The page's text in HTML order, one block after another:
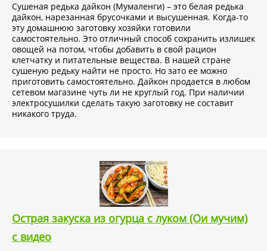
Сушеная редька дайкон (Мумаленги) – это белая редька
дайкон, нарезанная брусочками и высушенная. Когда-то
эту домашнюю заготовку хозяйки готовили
самостоятельно. Это отличный способ сохранить излишек
овощей на потом, чтобы добавить в свой рацион
клетчатку и питательные вещества. В нашей стране
сушеную редьку найти не просто. Но зато ее можно
приготовить самостоятельно. Дайкон продается в любом
сетевом магазине чуть ли не круглый год. При наличии
электросушилки сделать такую заготовку не составит
никакого труда.
Острая закуска из огурца с луком (Ои мучим)
с видео